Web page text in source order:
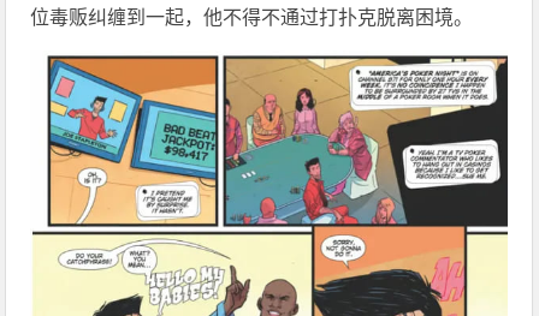
位毒贩纠缠到一起，他不得不通过打扑克脱离困境。